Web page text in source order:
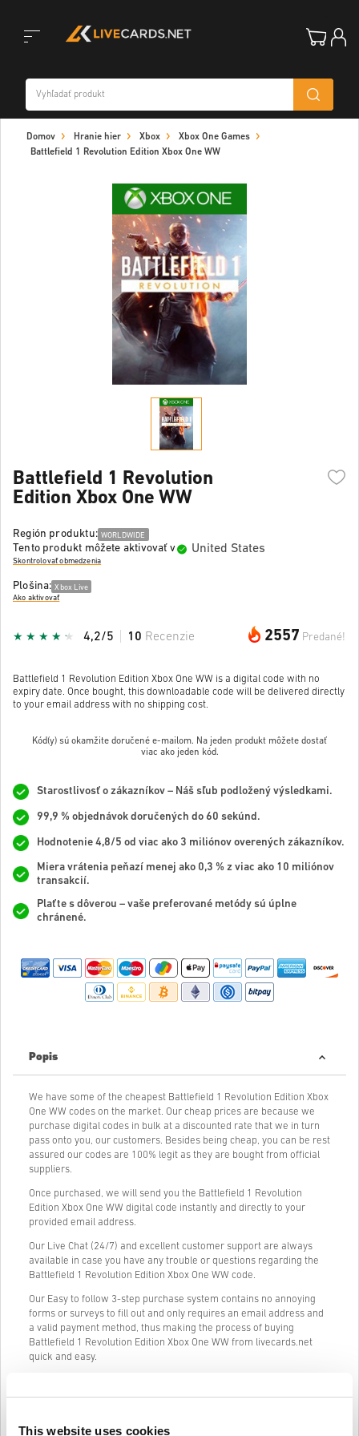
This website uses cookies
navigation
Domov Hranie hier Xbox
Xbox One Games
Battlefield 1 Revolution Edition Xbox One WW
Battlefield 1 Revolution
Edition Xbox One WW
Región produktu: WORLDWIDE
Tento produkt môžete aktivovať v United States
Skontrolovať obmedzenia
Plošina: Xbox Live
Ako aktivovať
2557 Predané!
4,2/5 10 Recenzie
Battlefield 1 Revolution Edition Xbox One WW is a digital code with no
expiry date. Once bought, this downloadable code will be delivered directly
to your email address with no shipping cost.
Kód(y) sú okamžite doručené e-mailom. Na jeden produkt môžete dostať
viac ako jeden kód.
Starostlivosť o zákazníkov – Náš sľub podložený výsledkami.
99,9 % objednávok doručených do 60 sekúnd.
Hodnotenie 4,8/5 od viac ako 3 miliónov overených zákazníkov.
Miera vrátenia peňazí menej ako 0,3 % z viac ako 10 miliónov
transakcií.
Plaťte s dôverou – vaše preferované metódy sú úplne
chránené.
Popis
We have some of the cheapest Battlefield 1 Revolution Edition Xbox
One WW codes on the market. Our cheap prices are because we
purchase digital codes in bulk at a discounted rate that we in turn
pass onto you, our customers. Besides being cheap, you can be rest
assured our codes are 100% legit as they are bought from official
suppliers.
Once purchased, we will send you the Battlefield 1 Revolution
Edition Xbox One WW digital code instantly and directly to your
provided email address.
Our Live Chat (24/7) and excellent customer support are always
available in case you have any trouble or questions regarding the
Battlefield 1 Revolution Edition Xbox One WW code.
Our Easy to follow 3-step purchase system contains no annoying
forms or surveys to fill out and only requires an email address and
a valid payment method, thus making the process of buying
Battlefield 1 Revolution Edition Xbox One WW from livecards.net
quick and easy.